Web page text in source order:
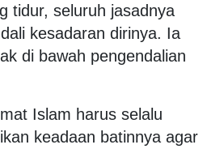
tidur, seluruh jasadnya
kesadaran dirinya. Ia
di bawah pengendalian
Islam harus selalu
keadaan batinnya agar